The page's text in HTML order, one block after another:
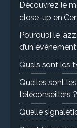
Découvrez le
close-up en
Pourquoi le
d’un
Quels sont les
Quelles sont
téléconseillers ?
Quelle